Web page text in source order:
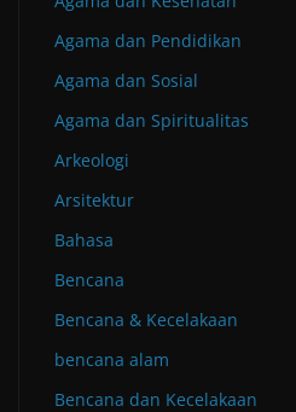
Agama dan Pendidikan
Agama dan Sosial
Agama dan Spiritualitas
Arkeologi
Arsitektur
Bahasa
Bencana
Bencana & Kecelakaan
bencana alam
Bencana dan Kecelakaan